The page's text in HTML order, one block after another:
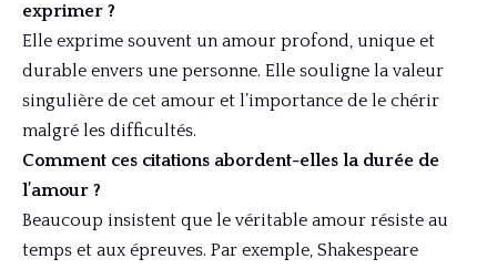
exprimer ?
Elle exprime souvent un amour profond, unique et
durable envers une personne. Elle souligne la valeur
singulière de cet amour et l’importance de le chérir
malgré les difficultés.
Comment ces citations abordent-elles la durée de
l’amour ?
Beaucoup insistent que le véritable amour résiste au
temps et aux épreuves. Par exemple, Shakespeare